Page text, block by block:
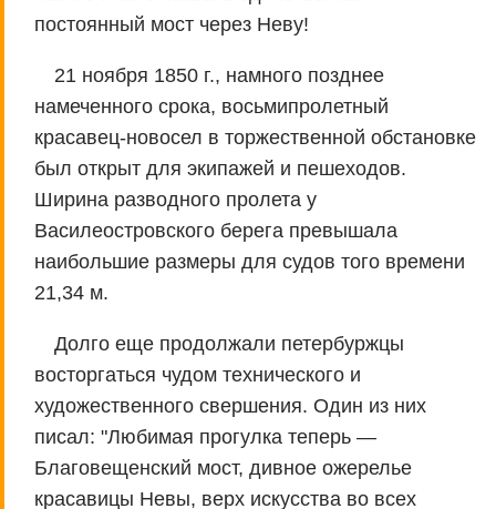
постоянный мост через Неву!
21 ноября 1850 г., намного позднее
намеченного срока, восьмипролетный
красавец-новосел в торжественной обстановке
был открыт для экипажей и пешеходов.
Ширина разводного пролета у
Василеостровского берега превышала
наибольшие размеры для судов того времени
21,34 м.
Долго еще продолжали петербуржцы
восторгаться чудом технического и
художественного свершения. Один из них
писал: "Любимая прогулка теперь —
Благовещенский мост, дивное ожерелье
красавицы Невы, верх искусства во всех